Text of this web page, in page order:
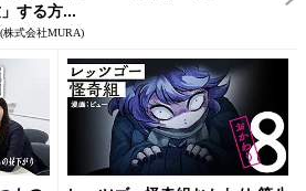
する方...
株式会社MURA)